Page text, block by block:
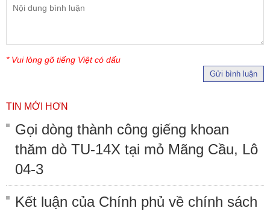
* Vui lòng gõ tiếng Việt có dấu
Gửi bình luận
TIN MỚI HƠN
Gọi dòng thành công giếng khoan
thăm dò TU-14X tại mỏ Mãng Cầu, Lô
04-3
Kết luận của Chính phủ về chính sách